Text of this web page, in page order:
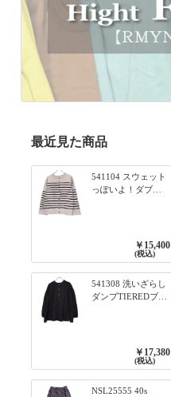
最近見た商品
541104 スウェット
っぽいよ！ダブル
プルオーバー 101オ
フベージュ×ネイビ
￥15,400
(税込)
541308 洗いざらし
ダンプTIEREDブシ
￥17,380
(税込)
NSL25555 40s